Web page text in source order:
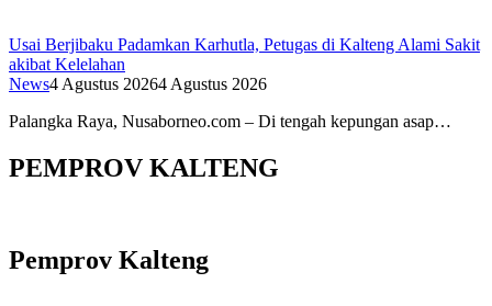
Usai Berjibaku Padamkan Karhutla, Petugas di Kalteng Alami Sakit
akibat Kelelahan
News4 Agustus 20264 Agustus 2026
Palangka Raya, Nusaborneo.com – Di tengah kepungan asap…
PEMPROV KALTENG
Pemprov Kalteng